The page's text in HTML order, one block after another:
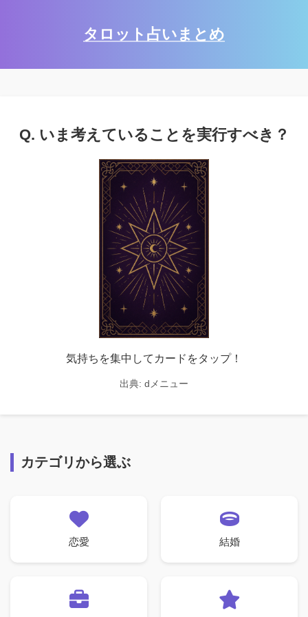
タロット占いまとめ
Q. いま考えていることを実行すべき？
気持ちを集中してカードをタップ！
出典: dメニュー
カテゴリから選ぶ
恋愛 結婚